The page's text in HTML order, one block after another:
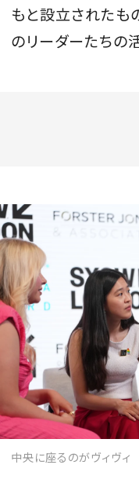
もと設立されたも
のリーダーたちの
中央に座るのがヴィ